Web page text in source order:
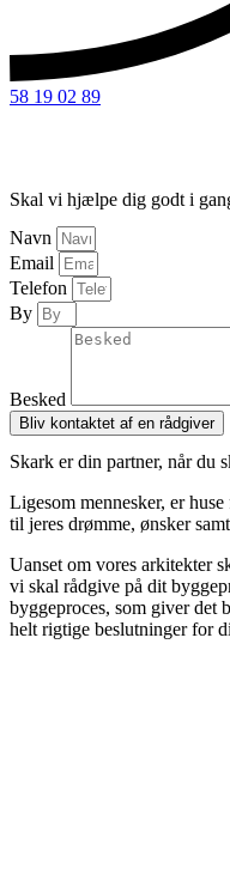
58 19 02 89
Skal vi hjælpe dig godt i
Navn
Email
Telefon
By
Besked
Bliv kontaktet af en rådgiver
Skark er din partner, når du
Ligesom mennesker, er
til jeres drømme, ønsker
Uanset om vores arkitekter
vi skal rådgive på dit
byggeproces, som giver det
helt rigtige beslutninger for